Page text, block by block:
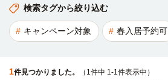
検索タグから絞り込む
キャンペーン対象 春入居予約可
1件見つかりました。
（1件中 1-1件表示中）